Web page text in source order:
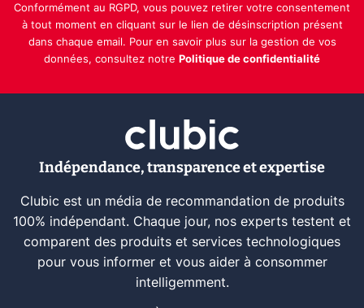
Conformément au RGPD, vous pouvez retirer votre consentement
à tout moment en cliquant sur le lien de désinscription présent
dans chaque email. Pour en savoir plus sur la gestion de vos
données, consultez notre Politique de confidentialité
Indépendance, transparence et expertise
Clubic est un média de recommandation de produits
100% indépendant. Chaque jour, nos experts testent et
comparent des produits et services technologiques
pour vous informer et vous aider à consommer
intelligemment.